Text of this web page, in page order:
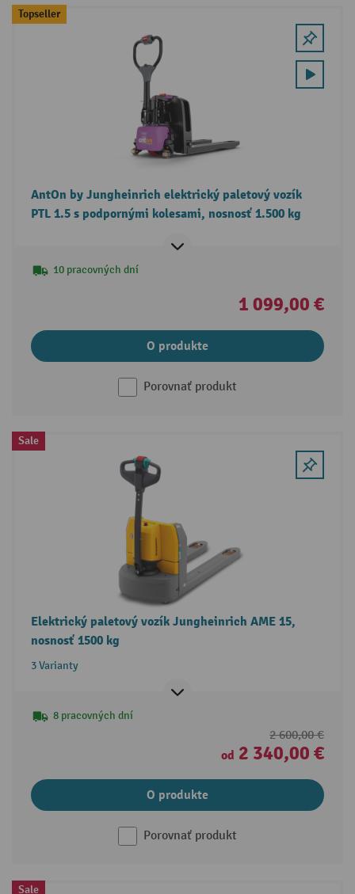
Topseller
AntOn by Jungheinrich elektrický paletový vozík
PTL 1.5 s podpornými kolesami, nosnosť 1.500 kg
10 pracovných dní
1 099,00 €
O produkte
Porovnať produkt
Sale
Elektrický paletový vozík Jungheinrich AME 15,
nosnosť 1500 kg
3 Varianty
8 pracovných dní
2 600,00 €
od 2 340,00 €
O produkte
Porovnať produkt
Sale